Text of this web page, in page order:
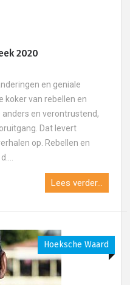
2020
en geniale
koker van rebellen en
en verontrustend,
Dat levert
op. Rebellen en
Lees verder...
Hoeksche Waard